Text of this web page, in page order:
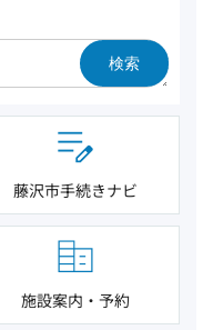
検索
藤沢市手続きナビ
施設案内・予約